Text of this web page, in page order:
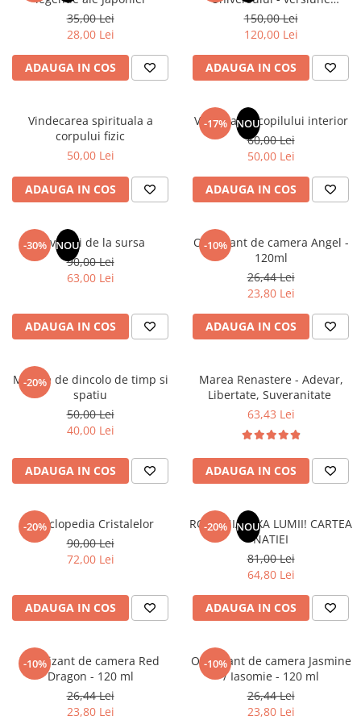
Crestinism
ScienceConnection
SelfConnect
Vindecare Spirituala
Sanatate
Gastronomik
MedConnect
Medicina & Farmacie
Medicina Pentru Toti
SealfHealing
Sport
Terapii Alternative
AudioBook
Beletristica
Carti erotice
Adult
Crime, Thriller, Mistery
Literatura Romana
Literatura Universala
Poezie
Romane de dragoste, Carti
romantice
Senzatii/Dragoste
Senzatii/Erotic
35,00 Lei
28,00 Lei
ADAUGA IN COS
originala din 1939. Volumele I-
III. Cutie de colectie -Scarlat
Demetrescu
150,00 Lei
120,00 Lei
ADAUGA IN COS
Vindecarea spirituala a
corpului fizic
50,00 Lei
ADAUGA IN COS
-17% NOU
Vindecarea copilului interior
60,00 Lei
50,00 Lei
ADAUGA IN COS
-30% NOU
Revelatii de la sursa
90,00 Lei
63,00 Lei
ADAUGA IN COS
-10%
Odorizant de camera Angel -
120ml
26,44 Lei
23,80 Lei
ADAUGA IN COS
-20%
Mesaje de dincolo de timp si
spatiu
50,00 Lei
40,00 Lei
ADAUGA IN COS
Marea Renastere - Adevar,
Libertate, Suveranitate
63,43 Lei
ADAUGA IN COS
-20%
Enciclopedia Cristalelor
90,00 Lei
72,00 Lei
ADAUGA IN COS
-20% NOU
ROMANIA, AXA LUMII! CARTEA
NATIEI
81,00 Lei
64,80 Lei
ADAUGA IN COS
-10%
Odorizant de camera Red
Dragon - 120 ml
26,44 Lei
23,80 Lei
-10%
Odorizant de camera Jasmine
/ Iasomie - 120 ml
26,44 Lei
23,80 Lei